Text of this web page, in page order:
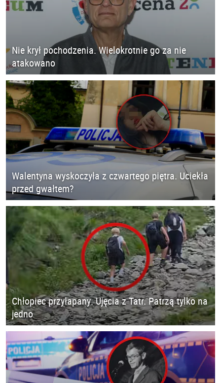
Nie krył pochodzenia. Wielokrotnie go za nie
atakowano
Walentyna wyskoczyła z czwartego piętra. Uciekła
przed gwałtem?
Chłopiec przyłapany. Ujęcia z Tatr. Patrzą tylko na
jedno